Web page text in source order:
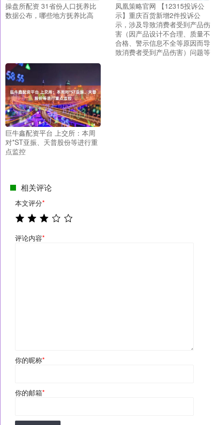
操盘所配资 31省份人口抚养比
数据公布，哪些地方抚养比高
凤凰策略官网 【12315投诉公
示】重庆百货新增2件投诉公
示，涉及导致消费者受到产品伤
害（因产品设计不合理、质量不
合格、警示信息不全等原因而导
致消费者受到产品伤害）问题等
巨牛鑫配资平台 上交所：本周
对*ST亚振、天普股份等进行重
点监控
相关评论
本文评分*
评论内容*
你的昵称*
你的邮箱*